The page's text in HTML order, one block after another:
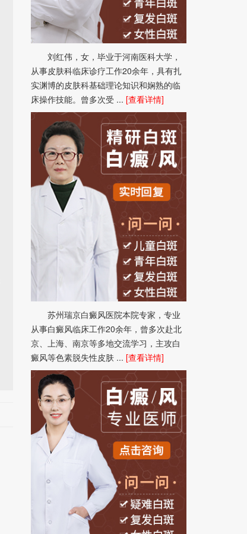
刘红伟，女，毕业于河南医科大学，
从事皮肤科临床诊疗工作20余年，具有扎
实渊博的皮肤科基础理论知识和娴熟的临
床操作技能。曾多次受 ... [查看详情]
苏州瑞京白癜风医院本院专家，专业
从事白癜风临床工作20余年，曾多次赴北
京、上海、南京等多地交流学习，主攻白
癜风等色素脱失性皮肤 ... [查看详情]